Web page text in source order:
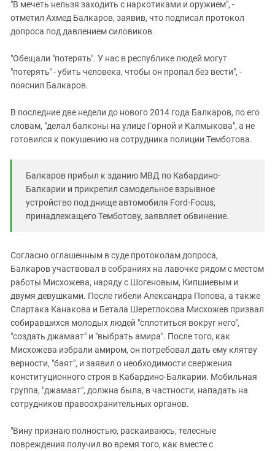
"В мечеть нельзя заходить с наркотиками и оружием", -
отметил Ахмед Балкаров, заявив, что подписал протокол
допроса под давлением силовиков.
"Обещали "потерять". У нас в республике людей могут
"потерять" - убить человека, чтобы он пропал без вести", -
пояснил Балкаров.
В последние две недели до нового 2014 года Балкаров, по его
словам, "делал балконы на улице Горной и Калмыкова", а не
готовился к покушению на сотрудника полиции Темботова.
Балкаров прибыл к зданию МВД по Кабардино-
Балкарии и прикрепил самодельное взрывное
устройство под днище автомобиля Ford-Focus,
принадлежащего Темботову, заявляет обвинение.
Согласно оглашенным в суде протоколам допроса,
Балкаров участвовал в собраниях на лавочке рядом с местом
работы Мисхожева, наряду с Шогеновым, Кипшиевым и
двумя девушками. После гибели Александра Попова, а также
Спартака Канакова и Бетала Шеретлокова Мисхожев призвал
собиравшихся молодых людей "сплотиться вокруг него",
"создать джамаат" и "выбрать амира". После того, как
Мисхожева избрали амиром, он потребовал дать ему клятву
верности, "баят", и заявил о необходимости свержения
конституционного строя в Кабардино-Балкарии. Мобильная
группа, "джамаат", должна была, в частности, нападать на
сотрудников правоохранительных органов.
"Вину признаю полностью, раскаиваюсь, телесные
повреждения получил во время того, как вместе с